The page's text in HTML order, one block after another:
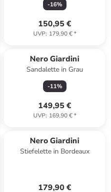
-16%
150,95 €
UVP: 179,90 €*
Nero Giardini
Sandalette in Grau
-11%
149,95 €
UVP: 169,90 €*
Nero Giardini
Stiefelette in Bordeaux
179,90 €